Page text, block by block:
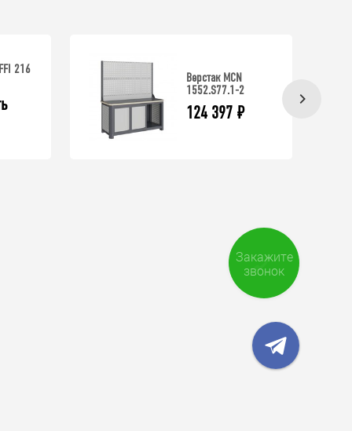
216
Верстак MCN
1552.S77.1-2
124 397 ₽
Закажите
звонок